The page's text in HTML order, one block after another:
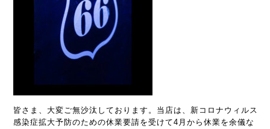
皆さま、大変ご無沙汰しております。当店は、新コロナウィルス
感染症拡大予防のための休業要請を受けて4月から休業を余儀な